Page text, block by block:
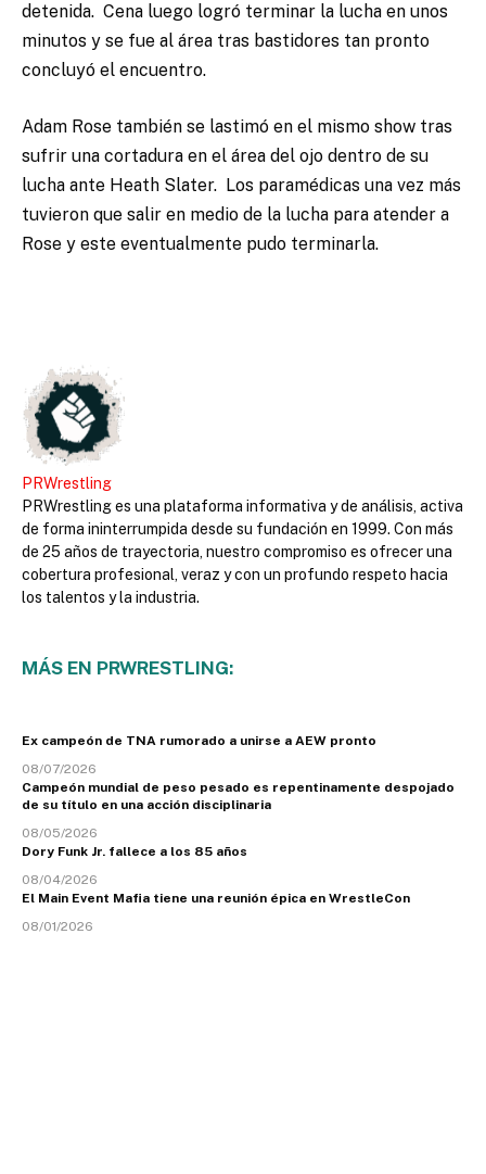
detenida. Cena luego logró terminar la lucha en unos
minutos y se fue al área tras bastidores tan pronto
concluyó el encuentro.
Adam Rose también se lastimó en el mismo show tras
sufrir una cortadura en el área del ojo dentro de su
lucha ante Heath Slater. Los paramédicas una vez más
tuvieron que salir en medio de la lucha para atender a
Rose y este eventualmente pudo terminarla.
PRWrestling
PRWrestling es una plataforma informativa y de análisis, activa
de forma ininterrumpida desde su fundación en 1999. Con más
de 25 años de trayectoria, nuestro compromiso es ofrecer una
cobertura profesional, veraz y con un profundo respeto hacia
los talentos y la industria.
MÁS EN PRWRESTLING:
Ex campeón de TNA rumorado a unirse a AEW pronto
08/07/2026
Campeón mundial de peso pesado es repentinamente despojado
de su título en una acción disciplinaria
08/05/2026
Dory Funk Jr. fallece a los 85 años
08/04/2026
El Main Event Mafia tiene una reunión épica en WrestleCon
08/01/2026